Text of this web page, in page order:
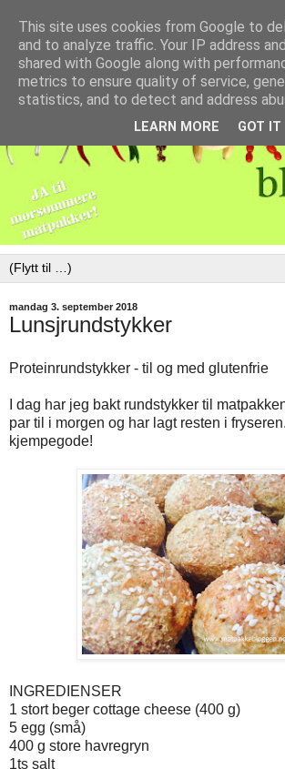
mandag 3. september 2018
Lunsjrundstykker
Proteinrundstykker - til og med glutenfrie
I dag har jeg bakt rundstykker til
par til i morgen og har lagt resten i
kjempegode!
INGREDIENSER
1 stort beger cottage cheese (400 g)
5 egg (små)
400 g store havregryn
1ts salt
This site uses cookies from Google to
and to analyze traffic. Your IP address
shared with Google along with
metrics to ensure quality of service,
statistics, and to detect and address
LEARN MORE GOT IT